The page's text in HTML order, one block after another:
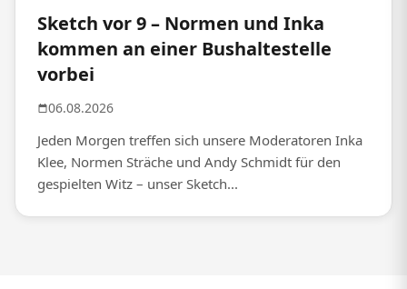
Sketch vor 9 – Normen und Inka
kommen an einer Bushaltestelle
vorbei
06.08.2026
Jeden Morgen treffen sich unsere Moderatoren Inka
Klee, Normen Sträche und Andy Schmidt für den
gespielten Witz – unser Sketch...